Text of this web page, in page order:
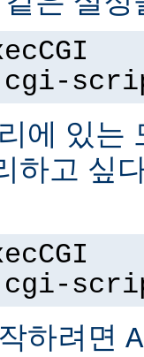
cgi-
에 있는
하고 싶
cgi-
하려면